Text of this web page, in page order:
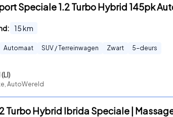
Speciale 1.2 Turbo Hybrid 145pk
15km
Automaat SUV / Terreinwagen Zwart 5-deurs
AutoWereld
Turbo Hybrid Ibrida Speciale |